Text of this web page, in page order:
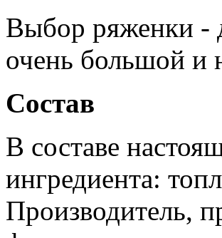
Выбор ряженки -
очень большой и
Состав
В составе
ингредиента:
Производитель,